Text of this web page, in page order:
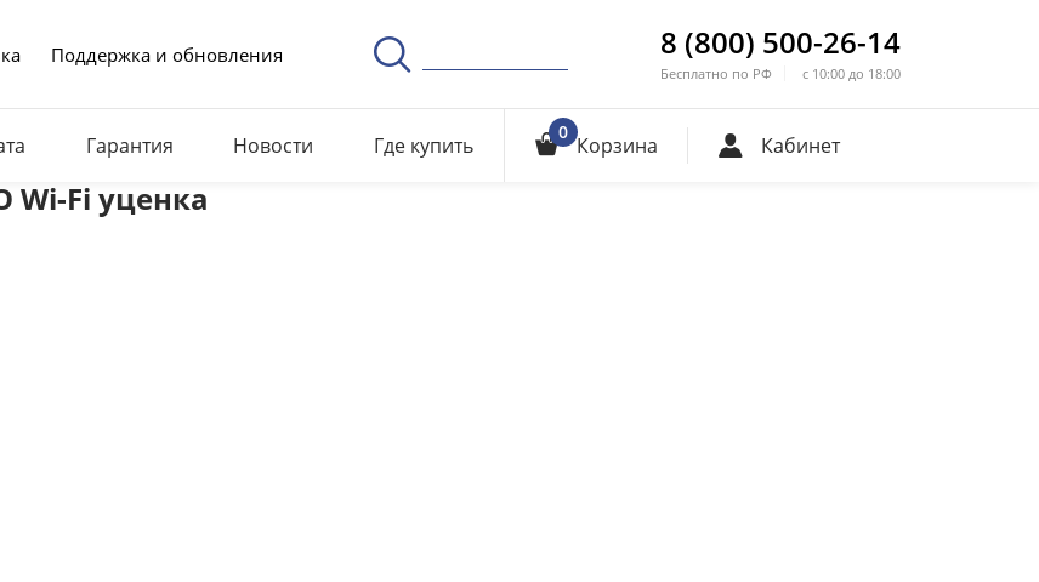
Поддержка и обновления 8 (800) 500-26-14
Бесплатно по РФ с 10:00 до 18:00
Гарантия Новости Где купить 0 Корзина Кабинет
Wi-Fi уценка